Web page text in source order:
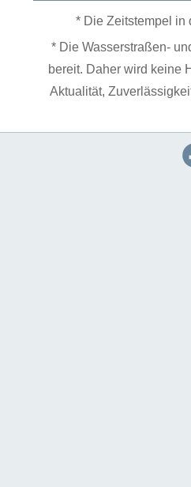
* Die Zeitstempel in
* Die Wasserstraßen-
bereit. Daher wird keine
Aktualität,